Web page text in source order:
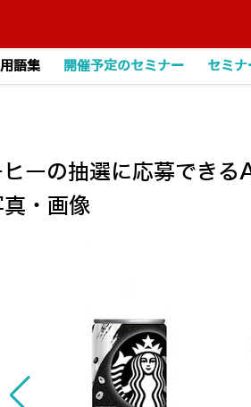
語集 開催予定のセミナー セミナ
ヒーの抽選に応募でき
・画像